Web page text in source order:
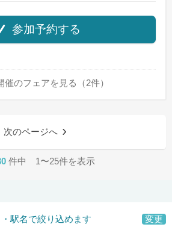
参加予約する
催のフェアを 見る（2件）
次のページへ
件中 1〜25件を表示
駅名で絞り込めます 変更